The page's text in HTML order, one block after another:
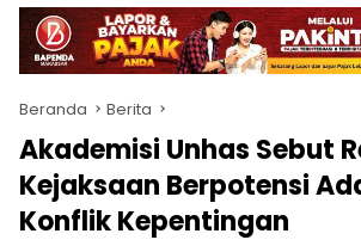
Beranda Berita
Akademisi Unhas Sebut
Kejaksaan Berpotensi
Konflik Kepentingan